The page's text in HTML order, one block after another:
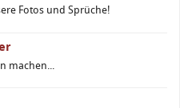
Fotos und Sprüche!
machen...